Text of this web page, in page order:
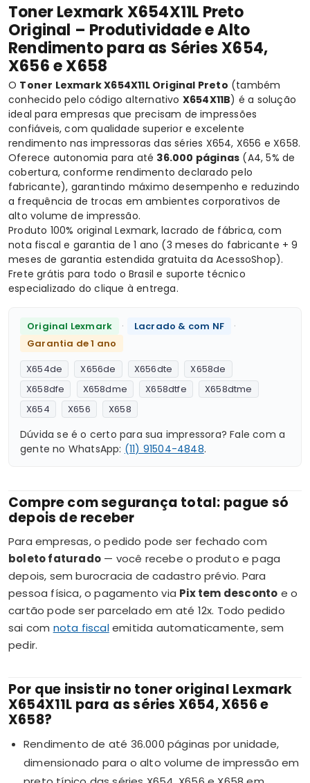
Toner Lexmark X654X11L Preto
Original – Produtividade e Alto
Rendimento para as Séries X654,
X656 e X658
O Toner Lexmark X654X11L Original Preto (também
conhecido pelo código alternativo X654X11B) é a solução
ideal para empresas que precisam de impressões
confiáveis, com qualidade superior e excelente
rendimento nas impressoras das séries X654, X656 e X658.
Oferece autonomia para até 36.000 páginas (A4, 5% de
cobertura, conforme rendimento declarado pelo
fabricante), garantindo máximo desempenho e reduzindo
a frequência de trocas em ambientes corporativos de
alto volume de impressão.
Produto 100% original Lexmark, lacrado de fábrica, com
nota fiscal e garantia de 1 ano (3 meses do fabricante + 9
meses de garantia estendida gratuita da AcessoShop).
Frete grátis para todo o Brasil e suporte técnico
especializado do clique à entrega.
Original Lexmark · Lacrado & com NF ·
Garantia de 1 ano
X654de
X656de X656dte
X658de
X658dfe
X658dme X658dtfe
X658dtme
X654
X656 X658
Dúvida se é o certo para sua impressora? Fale com a
gente no WhatsApp: (11) 91504-4848.
Compre com segurança total: pague só
depois de receber
Para empresas, o pedido pode ser fechado com
boleto faturado — você recebe o produto e paga
depois, sem burocracia de cadastro prévio. Para
pessoa física, o pagamento via Pix tem desconto e o
cartão pode ser parcelado em até 12x. Todo pedido
sai com nota fiscalemitida automaticamente, sem
pedir.
Por que insistir no toner original Lexmark
X654X11L para as séries X654, X656 e
X658?
Rendimento de até 36.000 páginas por unidade,
dimensionado para o alto volume de impressão em